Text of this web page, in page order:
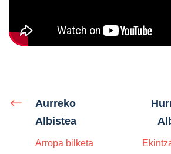
Aurreko
Albistea
Arropa bilketa